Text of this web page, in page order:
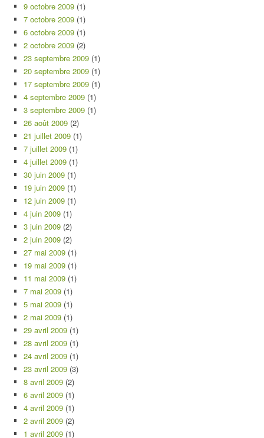
9 octobre 2009 (1)
7 octobre 2009 (1)
6 octobre 2009 (1)
2 octobre 2009 (2)
23 septembre 2009 (1)
20 septembre 2009 (1)
17 septembre 2009 (1)
4 septembre 2009 (1)
3 septembre 2009 (1)
26 août 2009 (2)
21 juillet 2009 (1)
7 juillet 2009 (1)
4 juillet 2009 (1)
30 juin 2009 (1)
19 juin 2009 (1)
12 juin 2009 (1)
4 juin 2009 (1)
3 juin 2009 (2)
2 juin 2009 (2)
27 mai 2009 (1)
19 mai 2009 (1)
11 mai 2009 (1)
7 mai 2009 (1)
5 mai 2009 (1)
2 mai 2009 (1)
29 avril 2009 (1)
28 avril 2009 (1)
24 avril 2009 (1)
23 avril 2009 (3)
8 avril 2009 (2)
6 avril 2009 (1)
4 avril 2009 (1)
2 avril 2009 (2)
1 avril 2009 (1)